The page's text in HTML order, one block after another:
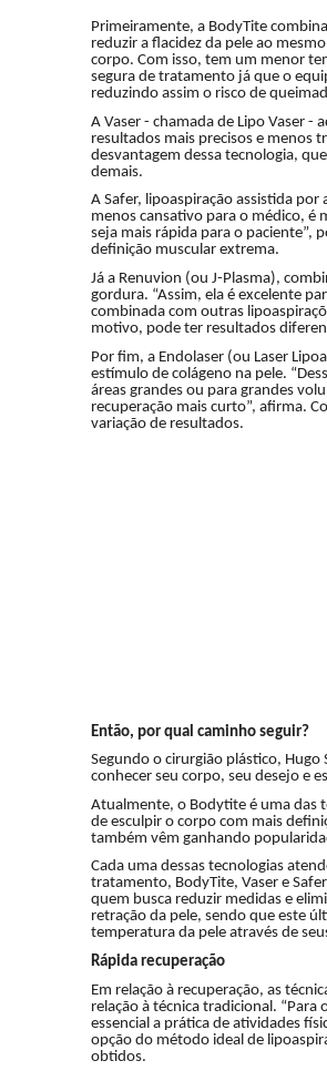
Primeiramente, a BodyTite
reduzir a flacidez da pele ao
corpo. Com isso, tem um menor
segura de tratamento já que o
reduzindo assim o risco de
A Vaser - chamada de Lipo Vaser -
resultados mais precisos e menos
desvantagem dessa tecnologia,
demais.
A Safer, lipoaspiração assistida
menos cansativo para o médico, é
seja mais rápida para o paciente”,
definição muscular extrema.
Já a Renuvion (ou J-Plasma),
gordura. “Assim, ela é excelente
combinada com outras
motivo, pode ter resultados
Por fim, a Endolaser (ou Laser
estímulo de colágeno na pele.
áreas grandes ou para grandes
recuperação mais curto”, afirma.
variação de resultados.
Então, por qual caminho seguir?
Segundo o cirurgião plástico, Hugo
conhecer seu corpo, seu desejo e
Atualmente, o Bodytite é uma das
de esculpir o corpo com mais
também vêm ganhando
Cada uma dessas tecnologias
tratamento, BodyTite, Vaser e
quem busca reduzir medidas e
retração da pele, sendo que este
temperatura da pele através de
Rápida recuperação
Em relação à recuperação, as
relação à técnica tradicional.
essencial a prática de atividades
opção do método ideal de
obtidos.